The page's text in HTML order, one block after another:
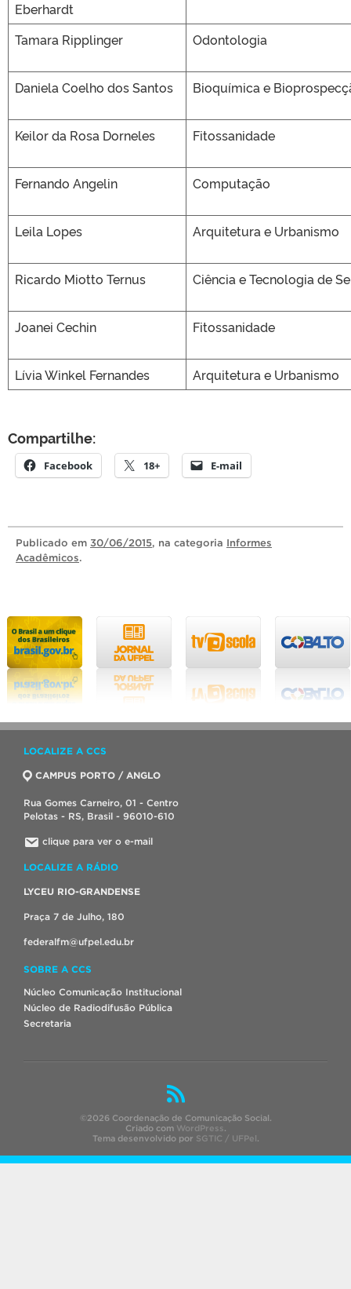
Eberhardt
Tamara Ripplinger
Odontologia
Daniela Coelho dos Santos Bioquímica e
Keilor da Rosa Dorneles Fitossanidade
Fernando Angelin Computação
Leila Lopes Arquitetura e Urbanismo
Ricardo Miotto Ternus Ciência e Tecnologia de
Joanei Cechin Fitossanidade
Lívia Winkel Fernandes Arquitetura e Urbanismo
Compartilhe:
Facebook 18+ E-mail
Publicado em 30/06/2015, na categoria Informes
Acadêmicos.
LOCALIZE A CCS
CAMPUS PORTO / ANGLO
Rua Gomes Carneiro, 01 - Centro
Pelotas - RS, Brasil - 96010-610
clique para ver o e-mail
LOCALIZE A RÁDIO
LYCEU RIO-GRANDENSE
Praça 7 de Julho, 180
federalfm@ufpel.edu.br
SOBRE A CCS
Núcleo Comunicação Institucional
Núcleo de Radiodifusão Pública
Secretaria
©2026 Coordenação de Comunicação Social.
Criado com WordPress.
Tema desenvolvido por SGTIC / UFPel.